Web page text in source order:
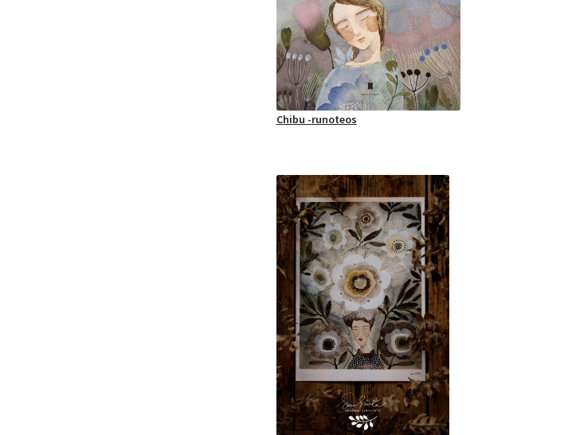
Chibu -runoteos